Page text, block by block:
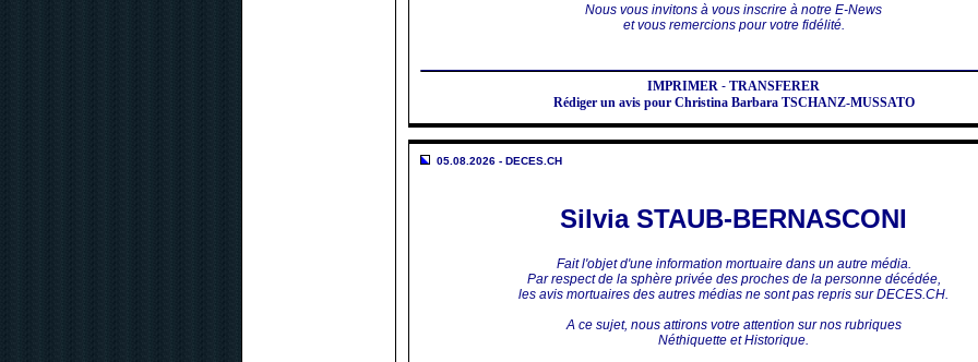
Nous vous invitons à vous inscrire à notre E-News
et vous remercions pour votre fidélité.
IMPRIMER - TRANSFERER
Rédiger un avis pour Christina Barbara TSCHANZ-MUSSATO
05.08.2026 - DECES.CH
Silvia STAUB-BERNASCONI
Fait l'objet d'une information mortuaire dans un autre média.
Par respect de la sphère privée des proches de la personne décédée,
les avis mortuaires des autres médias ne sont pas repris sur DECES.CH.
A ce sujet, nous attirons votre attention sur nos rubriques
Néthiquette et Historique.